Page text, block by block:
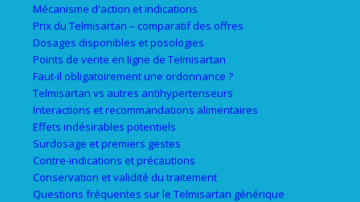
Mécanisme d'action et indications
Prix du Telmisartan – comparatif des offres
Dosages disponibles et posologies
Points de vente en ligne de Telmisartan
Faut-il obligatoirement une ordonnance ?
Telmisartan vs autres antihypertenseurs
Interactions et recommandations alimentaires
Effets indésirables potentiels
Surdosage et premiers gestes
Contre-indications et précautions
Conservation et validité du traitement
Questions fréquentes sur le Telmisartan générique